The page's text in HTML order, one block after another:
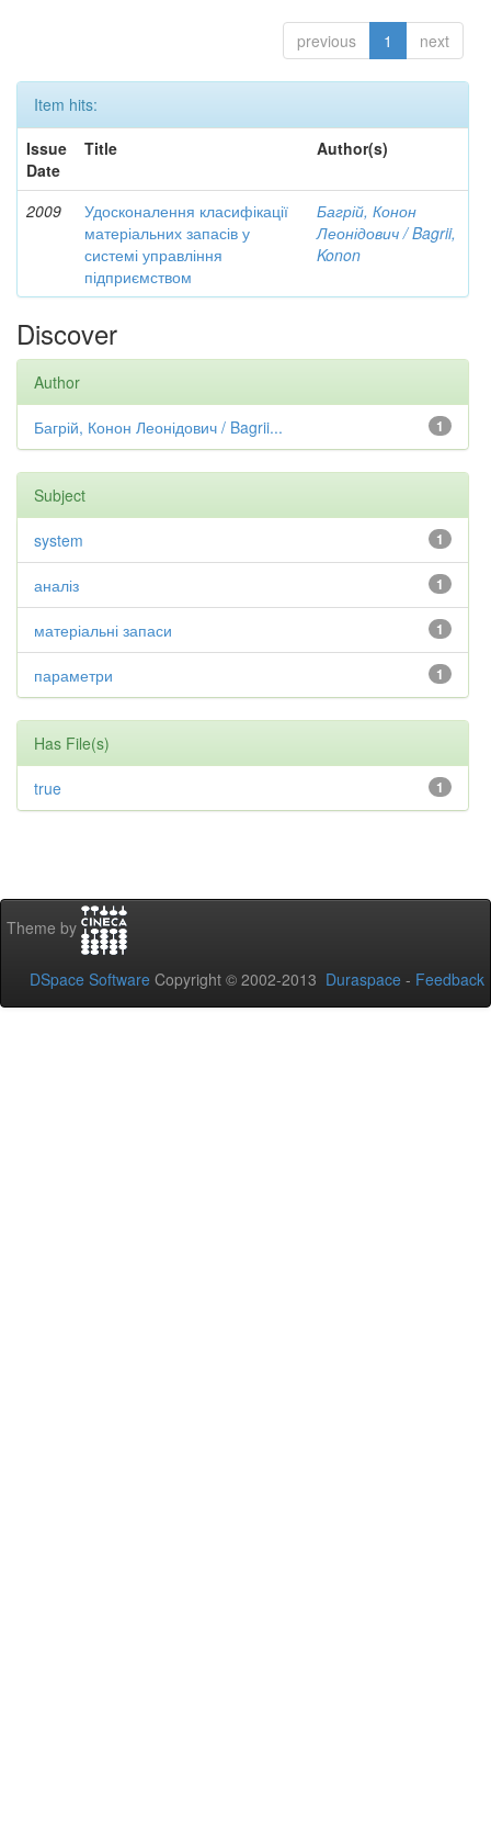
previous 1 next
Item hits:
Issue
Date
Title Author(s)
2009
Удосконалення класифікації
матеріальних запасів у
системі управління
підприємством
Багрій, Конон
Леонідович / Bagrii,
Konon
Discover
Author
1
Багрій, Конон Леонідович / Bagrii...
Subject
1
system
1
аналіз
1
матеріальні запаси
1
параметри
Has File(s)
1
true
Theme by
DSpace Software Copyright © 2002-2013 Duraspace - Feedback